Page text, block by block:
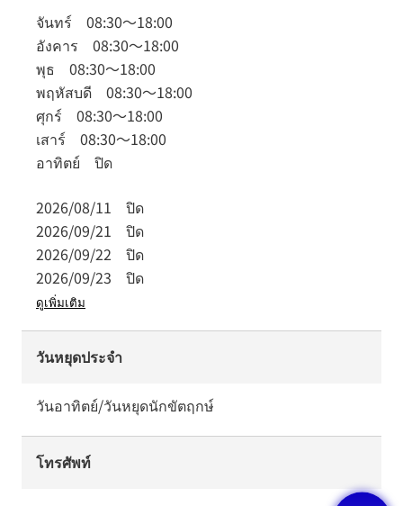
จันทร์ 08:30～18:00
อังคาร 08:30～18:00
พุธ 08:30～18:00
พฤหัสบดี 08:30～18:00
ศุกร์ 08:30～18:00
เสาร์ 08:30～18:00
อาทิตย์ ปิด
2026/08/11 ปิด
2026/09/21 ปิด
2026/09/22 ปิด
2026/09/23 ปิด
ดูเพิ่มเติม
วันหยุดประจำ
วันอาทิตย์/วันหยุดนักขัตฤกษ์
โทรศัพท์